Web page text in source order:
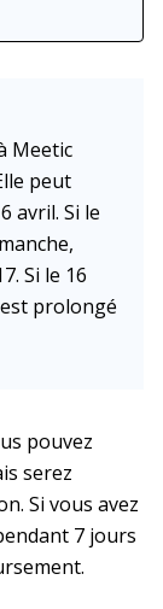
Meetic
peut
avril. Si le
Si le 16
prolongé
pouvez
serez
Si vous avez
7 jours